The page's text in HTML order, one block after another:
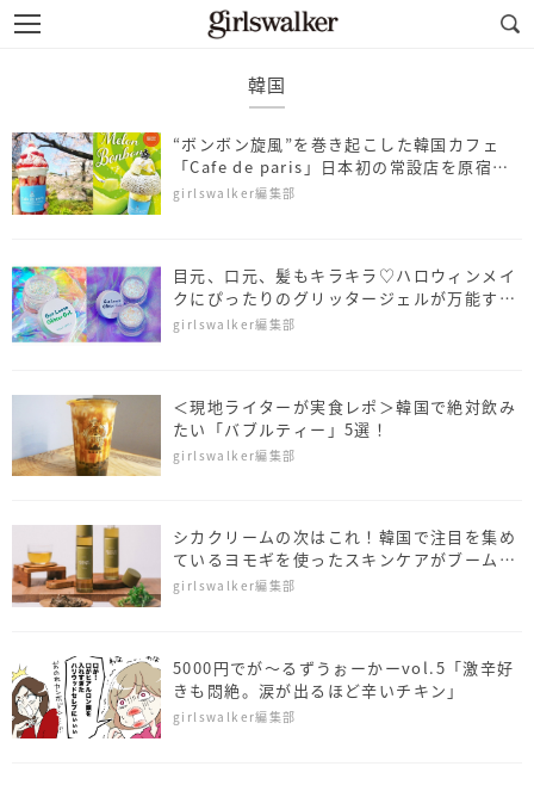
韓国
“ボンボン旋風”を巻き起こした韓国カフェ
「Cafe de paris」日本初の常設店を原宿に
オープン
girlswalker編集部
目元、口元、髪もキラキラ♡ハロウィンメイ
クにぴったりのグリッタージェルが万能すぎ
る
girlswalker編集部
＜現地ライターが実食レポ＞韓国で絶対飲み
たい「バブルティー」5選！
girlswalker編集部
シカクリームの次はこれ！韓国で注目を集め
ているヨモギを使ったスキンケアがブームの
予感
girlswalker編集部
5000円でが～るずうぉーかーvol.5「激辛好
きも悶絶。涙が出るほど辛いチキン」
girlswalker編集部